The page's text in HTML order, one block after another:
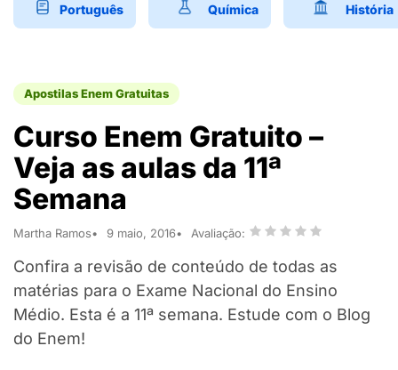
Português Química História
Apostilas Enem Gratuitas
Curso Enem Gratuito –
Veja as aulas da 11ª
Semana
Martha Ramos 9 maio, 2016 Avaliação:
Confira a revisão de conteúdo de todas as
matérias para o Exame Nacional do Ensino
Médio. Esta é a 11ª semana. Estude com o Blog
do Enem!